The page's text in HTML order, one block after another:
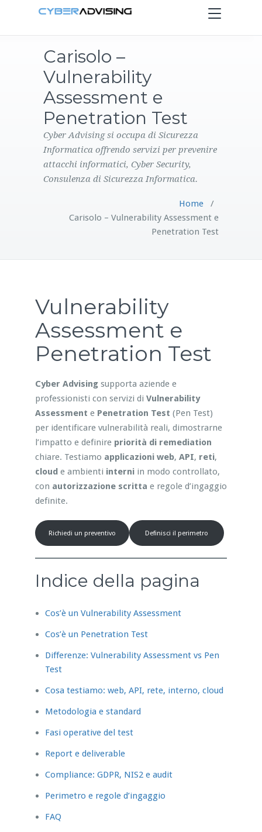
Toggle
navigation
PRODOTTI
CONTATTI
Carisolo –
Vulnerability
Assessment e
Penetration Test
Cyber Advising si occupa di Sicurezza
Informatica offrendo servizi per prevenire
attacchi informatici, Cyber Security,
Consulenza di Sicurezza Informatica.
Home/
Carisolo – Vulnerability Assessment e
Penetration Test
Vulnerability
Assessment e
Penetration Test
Cyber Advisingsupporta aziende e
professionisti con servizi di Vulnerability
Assessment e Penetration Test (Pen Test)
per identificare vulnerabilità reali, dimostrarne
l’impatto e definire priorità di remediation
chiare. Testiamo applicazioni web, API, reti,
cloude ambienti interniin modo controllato,
con autorizzazione scritta e regole d’ingaggio
definite.
Richiedi un preventivo Definisci il perimetro
Indice della pagina
Cos’è un Vulnerability Assessment
Cos’è un Penetration Test
Differenze: Vulnerability Assessment vs Pen
Test
Cosa testiamo: web, API, rete, interno, cloud
Metodologia e standard
Fasi operative del test
Report e deliverable
Compliance: GDPR, NIS2 e audit
Perimetro e regole d’ingaggio
FAQ